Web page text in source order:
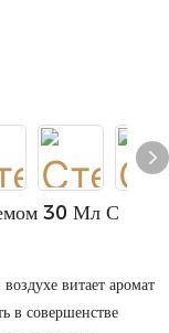
30 Мл С
витает аромат
в совершенстве